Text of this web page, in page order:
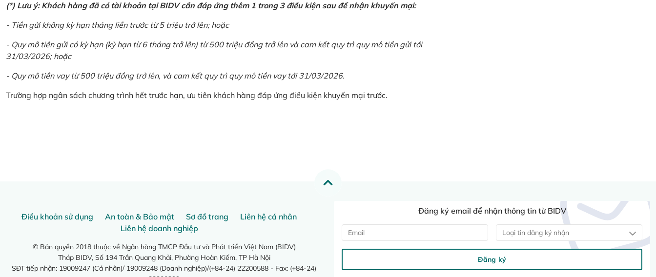
(*) Lưu ý: Khách hàng đã có tài khoản tại BIDV cần đáp ứng thêm 1 trong 3 điều kiện sau để nhận khuyến mại:
- Tiền gửi không kỳ hạn tháng liền trước từ 5 triệu trở lên; hoặc
- Quy mô tiền gửi có kỳ hạn (kỳ hạn từ 6 tháng trở lên) từ 500 triệu đồng trở lên và cam kết quy trì quy mô tiền gửi tới
31/03/2026; hoặc
- Quy mô tiền vay từ 500 triệu đồng trở lên, và cam kết quy trì quy mô tiền vay tới 31/03/2026.
Trường hợp ngân sách chương trình hết trước hạn, ưu tiên khách hàng đáp ứng điều kiện khuyến mại trước.
Điều khoản sử dụng An toàn & Bảo mật Sơ đồ trang
Liên hệ cá nhân
Liên hệ doanh nghiệp
© Bản quyền 2018 thuộc về Ngân hàng TMCP Đầu tư và Phát triển Việt Nam (BIDV)
Tháp BIDV, Số 194 Trần Quang Khải, Phường Hoàn Kiếm, TP Hà Nội
SĐT tiếp nhận: 19009247 (Cá nhân)/ 19009248 (Doanh nghiệp)/(+84-24) 22200588 - Fax: (+84-24)
Đăng ký email để nhận thông tin từ BIDV
Loại tin đăng ký nhận
Đăng ký